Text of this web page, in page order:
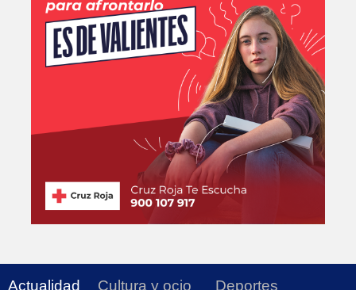
Actualidad Cultura y ocio Deportes